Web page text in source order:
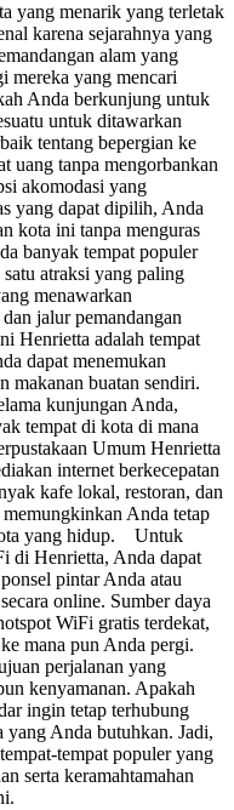
yang menarik yang terletak
karena sejarahnya yang
alam yang
mereka yang mencari
Anda berkunjung untuk
untuk ditawarkan
tentang bepergian ke
uang tanpa mengorbankan
akomodasi yang
yang dapat dipilih, Anda
kota ini tanpa menguras
banyak tempat populer
atraksi yang paling
menawarkan
jalur pemandangan
Henrietta adalah tempat
dapat menemukan
makanan buatan sendiri.
kunjungan Anda,
tempat di kota di mana
Umum Henrietta
internet berkecepatan
kafe lokal, restoran, dan
Anda tetap
yang hidup. Untuk
di Henrietta, Anda dapat
pintar Anda atau
online. Sumber daya
WiFi gratis terdekat,
mana pun Anda pergi.
perjalanan yang
kenyamanan. Apakah
ingin tetap terhubung
yang Anda butuhkan. Jadi,
tempat populer yang
serta keramahtamahan